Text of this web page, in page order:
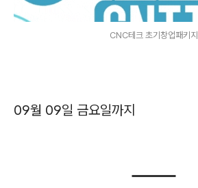
CNC테크 초기창업패키지
09월 09일 금요일까지